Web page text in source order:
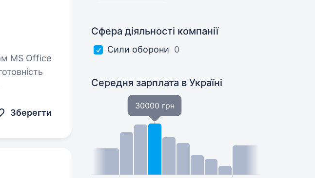
Зберегти
Сфера діяльності компанії
Сили оборони 0
Середня зарплата в Україні
30000 грн